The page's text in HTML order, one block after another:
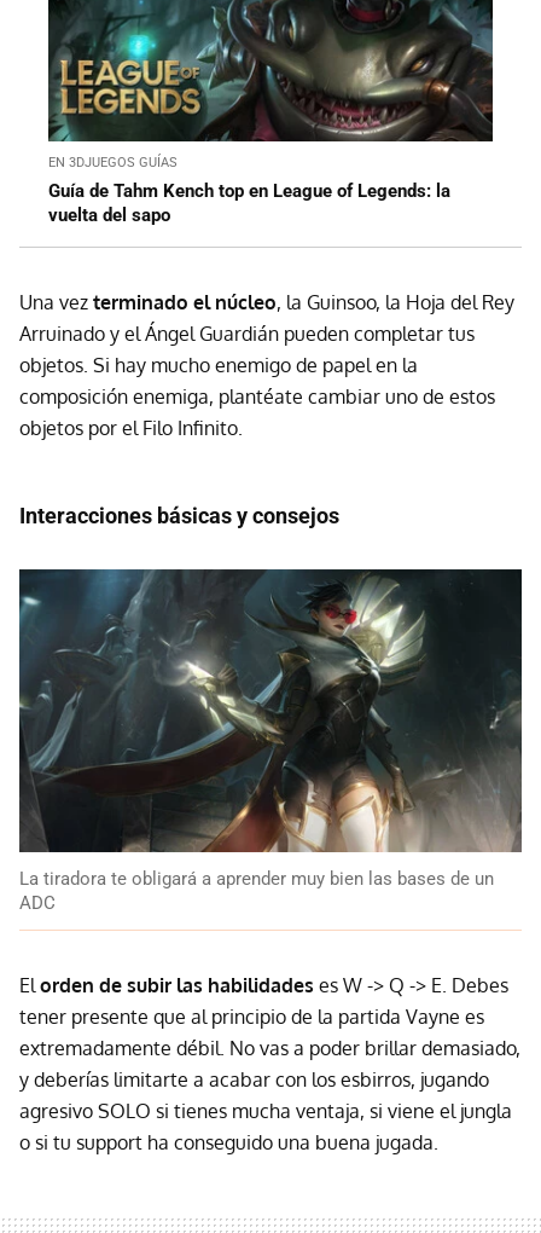
EN 3DJUEGOS GUÍAS
Guía de Tahm Kench top en League of Legends: la
vuelta del sapo
Una vez terminado el núcleo, la Guinsoo, la Hoja del Rey
Arruinado y el Ángel Guardián pueden completar tus
objetos. Si hay mucho enemigo de papel en la
composición enemiga, plantéate cambiar uno de estos
objetos por el Filo Infinito.
Interacciones básicas y consejos
La tiradora te obligará a aprender muy bien las bases de un
ADC
El orden de subir las habilidades es W -> Q -> E. Debes
tener presente que al principio de la partida Vayne es
extremadamente débil. No vas a poder brillar demasiado,
y deberías limitarte a acabar con los esbirros, jugando
agresivo SOLO si tienes mucha ventaja, si viene el jungla
o si tu support ha conseguido una buena jugada.